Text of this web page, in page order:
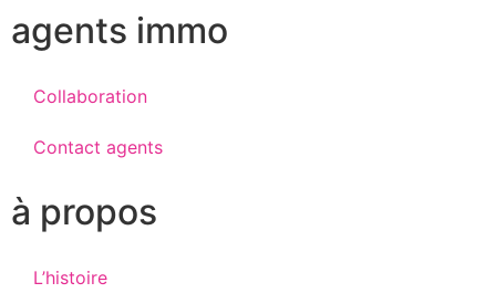
agents immo
Collaboration
Contact agents
à propos
L’histoire